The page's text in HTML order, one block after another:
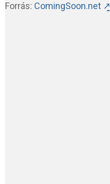
Forrás: ComingSoon.net ↗̱